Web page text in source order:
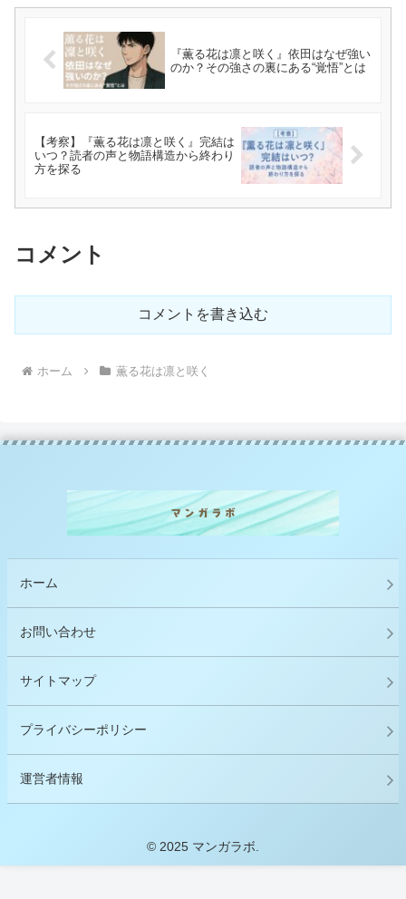
『薫る花は凛と咲く』依田はなぜ強い
のか？その強さの裏にある“覚悟”とは
【考察】『薫る花は凛と咲く』完結は
いつ？読者の声と物語構造から終わり
方を探る
コメント
コメントを書き込む
ホーム 薫る花は凛と咲く
ホーム
お問い合わせ
サイトマップ
プライバシーポリシー
運営者情報
© 2025 マンガラボ.